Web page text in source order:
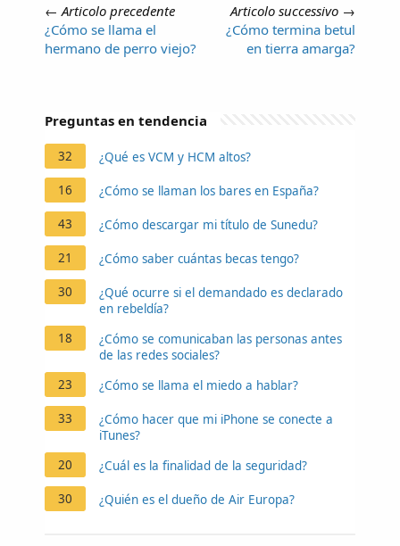
← Articolo precedente
¿Cómo se llama el
hermano de perro viejo?
Articolo successivo →
¿Cómo termina betul
en tierra amarga?
Preguntas en tendencia
32 ¿Qué es VCM y HCM altos?
16 ¿Cómo se llaman los bares en España?
43 ¿Cómo descargar mi título de Sunedu?
21 ¿Cómo saber cuántas becas tengo?
30
¿Qué ocurre si el demandado es declarado
en rebeldía?
18
¿Cómo se comunicaban las personas antes
de las redes sociales?
23
¿Cómo se llama el miedo a hablar?
33
¿Cómo hacer que mi iPhone se conecte a
iTunes?
20
¿Cuál es la finalidad de la seguridad?
30 ¿Quién es el dueño de Air Europa?